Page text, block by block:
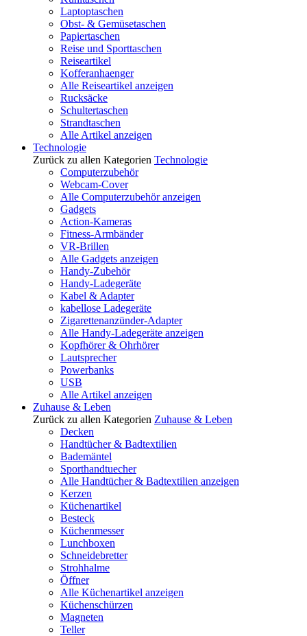
Laptoptaschen
Obst- & Gemüsetaschen
Papiertaschen
Reise und Sporttaschen
Reiseartikel
Kofferanhaenger
Alle Reiseartikel anzeigen
Rucksäcke
Schultertaschen
Strandtaschen
Alle Artikel anzeigen
Technologie
Zurück zu allen Kategorien Technologie
Computerzubehör
Webcam-Cover
Alle Computerzubehör anzeigen
Gadgets
Action-Kameras
Fitness-Armbänder
VR-Brillen
Alle Gadgets anzeigen
Handy-Zubehör
Handy-Ladegeräte
Kabel & Adapter
kabellose Ladegeräte
Zigarettenanzünder-Adapter
Alle Handy-Ladegeräte anzeigen
Kopfhörer & Ohrhörer
Lautsprecher
Powerbanks
USB
Alle Artikel anzeigen
Zuhause & Leben
Zurück zu allen Kategorien Zuhause & Leben
Decken
Handtücher & Badtextilien
Bademäntel
Sporthandtuecher
Alle Handtücher & Badtextilien anzeigen
Kerzen
Küchenartikel
Besteck
Küchenmesser
Lunchboxen
Schneidebretter
Strohhalme
Öffner
Alle Küchenartikel anzeigen
Küchenschürzen
Magneten
Teller